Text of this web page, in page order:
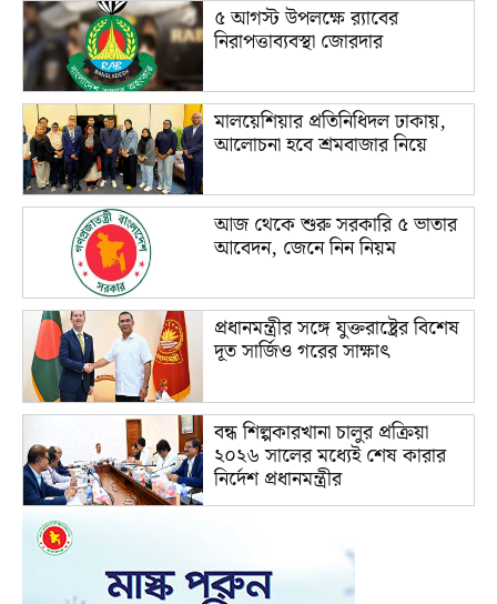
৫ আগস্ট উপলক্ষে র‌্যাবের
নিরাপত্তাব্যবস্থা জোরদার
মালয়েশিয়ার প্রতিনিধিদল ঢাকায়,
আলোচনা হবে শ্রমবাজার নিয়ে
আজ থেকে শুরু সরকারি ৫ ভাতার
আবেদন, জেনে নিন নিয়ম
প্রধানমন্ত্রীর সঙ্গে যুক্তরাষ্ট্রের বিশেষ
দূত সার্জিও গরের সাক্ষাৎ
বন্ধ শিল্পকারখানা চালুর প্রক্রিয়া
২০২৬ সালের মধ্যেই শেষ কারার
নির্দেশ প্রধানমন্ত্রীর